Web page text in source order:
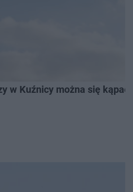
w Kuźnicy można się